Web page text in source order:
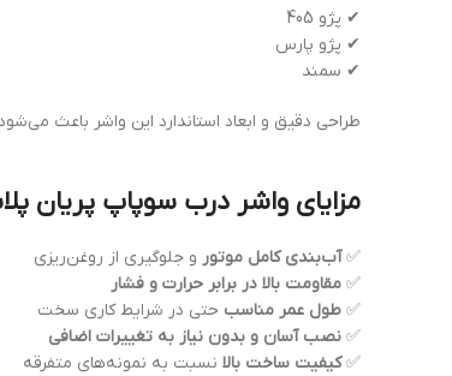
✔ پژو 405
✔ پژو پارس
✔ سمند
طراحی دقیق و ابعاد استاندارد این واشر باعث
مزایای واشر درب سوپاپ پریان
✅آب‌بندی کامل موتور و جلوگیری از روغن‌ریزی
✅ مقاومت بالا در برابر حرارت و فشار
✅ طول عمر مناسب حتی در شرایط کاری سخت
✅ نصب آسان و بدون نیاز به تغییرات اضافی
✅کیفیت ساخت بالا نسبت به نمونه‌های متفرقه